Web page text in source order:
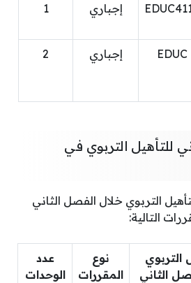
إجباري 1
EDUC إجباري 2
للتأهيل التربوي في
التربوي خلال الفصل الثاني
التالية:
التربوي
الثاني
نوع
المقررات
عدد
الوحدات